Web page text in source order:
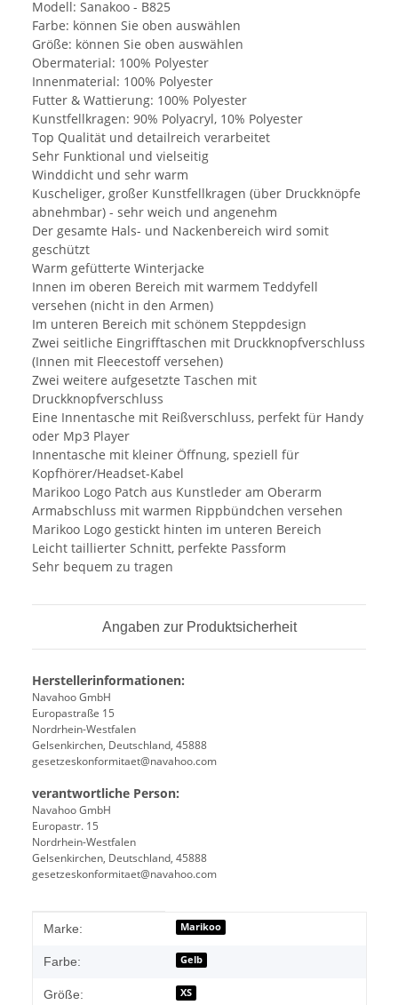
Modell: Sanakoo - B825
Farbe: können Sie oben auswählen
Größe: können Sie oben auswählen
Obermaterial: 100% Polyester
Innenmaterial: 100% Polyester
Futter & Wattierung: 100% Polyester
Kunstfellkragen: 90% Polyacryl, 10% Polyester
Top Qualität und detailreich verarbeitet
Sehr Funktional und vielseitig
Winddicht und sehr warm
Kuscheliger, großer Kunstfellkragen (über Druckknöpfe
abnehmbar) - sehr weich und angenehm
Der gesamte Hals- und Nackenbereich wird somit
geschützt
Warm gefütterte Winterjacke
Innen im oberen Bereich mit warmem Teddyfell
versehen (nicht in den Armen)
Im unteren Bereich mit schönem Steppdesign
Zwei seitliche Eingrifftaschen mit Druckknopfverschluss
(Innen mit Fleecestoff versehen)
Zwei weitere aufgesetzte Taschen mit
Druckknopfverschluss
Eine Innentasche mit Reißverschluss, perfekt für Handy
oder Mp3 Player
Innentasche mit kleiner Öffnung, speziell für
Kopfhörer/Headset-Kabel
Marikoo Logo Patch aus Kunstleder am Oberarm
Armabschluss mit warmen Rippbündchen versehen
Marikoo Logo gestickt hinten im unteren Bereich
Leicht taillierter Schnitt, perfekte Passform
Sehr bequem zu tragen
Angaben zur Produktsicherheit
Herstellerinformationen:
Navahoo GmbH
Europastraße 15
Nordrhein-Westfalen
Gelsenkirchen, Deutschland, 45888
gesetzeskonformitaet@navahoo.com
verantwortliche Person:
Navahoo GmbH
Europastr. 15
Nordrhein-Westfalen
Gelsenkirchen, Deutschland, 45888
gesetzeskonformitaet@navahoo.com
Produkteigenschaft
Wert
Marke: Marikoo
Farbe: Gelb
Größe: XS